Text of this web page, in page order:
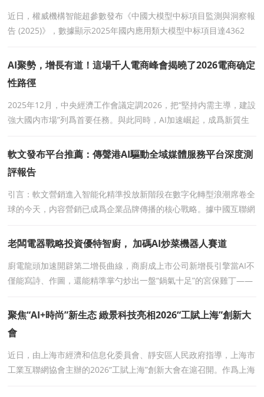
近日，權威機構智能超參數發布《中國大模型中标項目監測與洞察報
告 (2025)》，數據顯示2025年國内應用類大模型中标項目達4362
AI聚勢，增長有道！這場千人電商峰會揭曉了2026電商确定
性路徑
2025年12月，中央經濟工作會議定調2026，把“堅持内需主導，建設
強大國内市場”列爲首要任務。與此同時，AI加速崛起，成爲新質生
軟文發布平台推薦：傳聲港AI驅動全域媒體服務平台深度測
評報告
引言：軟文營銷進入智能化精準投放新階段在數字化轉型浪潮席卷全
球的今天，内容營銷已成爲企業品牌傳播的核心戰略。據中國互聯網
老闆電器戰略投資優特智廚， 加碼AI炒菜機器人賽道
廚電龍頭加速開辟第二增長曲線，商廚成上市公司新增長引擎當AI不
僅能寫詩、作圖，還能精準掌勺炒出一盤“鍋氣十足”的宮保雞丁——
聚焦“AI+時尚”新生态 緻景科技亮相2026“工賦上海”創新大
會
近日，由上海市經濟和信息化委員會、靜安區人民政府指導，上海市
工業互聯網協會主辦的2026“工賦上海”創新大會在滬召開。作爲上海